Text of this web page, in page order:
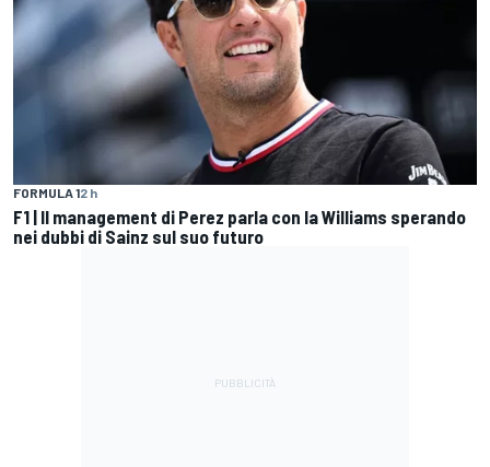
FORMULA 12 h
F1 | Il management di Perez parla con la Williams sperando
nei dubbi di Sainz sul suo futuro